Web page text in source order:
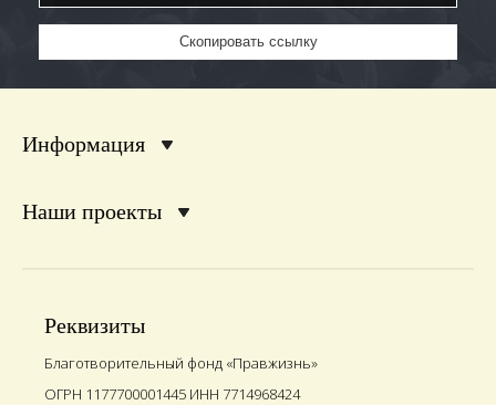
Скопировать ссылку
Информация
Наши проекты
Реквизиты
Благотворительный фонд «Правжизнь»
ОГРН 1177700001445 ИНН 7714968424